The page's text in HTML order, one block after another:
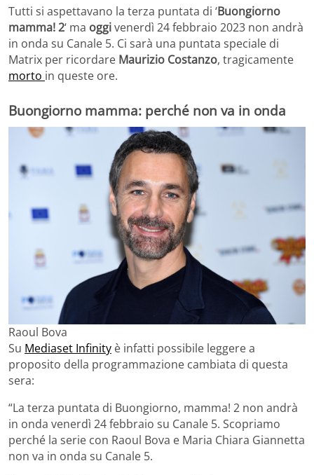
Tutti si aspettavano la terza puntata di ‘Buongiorno
mamma! 2‘ ma oggivenerdì 24 febbraio 2023 non andrà
in onda su Canale 5. Ci sarà una puntata speciale di
Matrix per ricordare Maurizio Costanzo, tragicamente
morto in queste ore.
Buongiorno mamma: perché non va in onda
Raoul Bova
Su Mediaset Infinity è infatti possibile leggere a
proposito della programmazione cambiata di questa
sera:
“La terza puntata di Buongiorno, mamma! 2 non andrà
in onda venerdì 24 febbraio su Canale 5. Scopriamo
perché la serie con Raoul Bova e Maria Chiara Giannetta
non va in onda su Canale 5.